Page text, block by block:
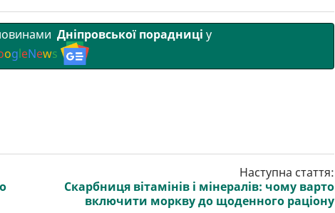
Дніпровської порадниці у
ogleNews
Наступна стаття:
Скарбниця вітамінів і мінералів: чому варто
включити моркву до щоденного раціону